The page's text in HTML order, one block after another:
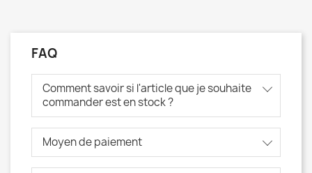
FAQ
Comment savoir si l'article que je souhaite
commander est en stock ?
Moyen de paiement